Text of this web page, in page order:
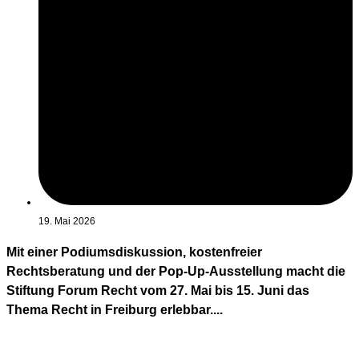
19. Mai 2026
Mit einer Podiumsdiskussion, kostenfreier
Rechtsberatung und der Pop-Up-Ausstellung macht die
Stiftung Forum Recht vom 27. Mai bis 15. Juni das
Thema Recht in Freiburg erlebbar....